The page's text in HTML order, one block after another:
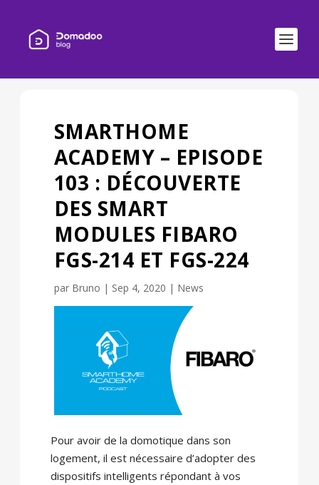
SMARTHOME
ACADEMY – EPISODE
103 : DÉCOUVERTE
DES SMART
MODULES FIBARO
FGS-214 ET FGS-224
par Bruno | Sep 4, 2020 | News
Pour avoir de la domotique dans son
logement, il est nécessaire d’adopter des
dispositifs intelligents répondant à vos